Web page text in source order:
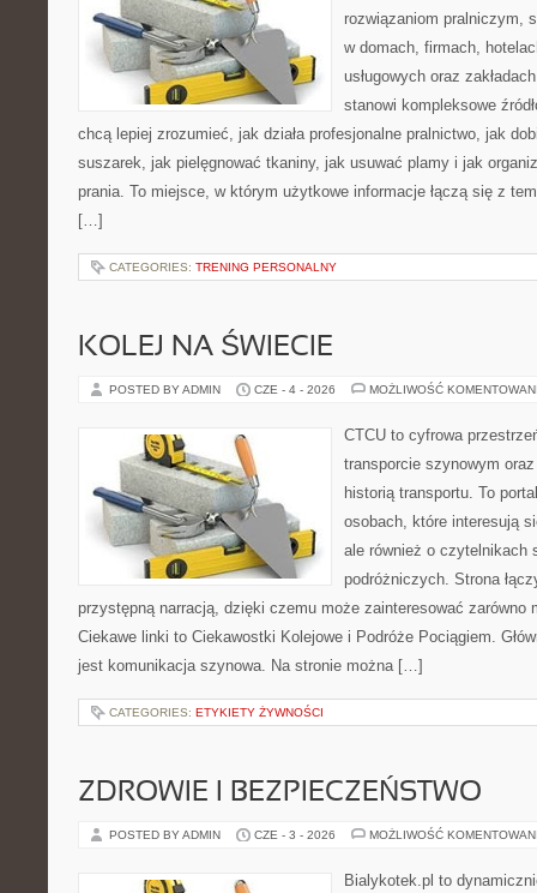
rozwiązaniom pralniczym,
w domach, firmach,
usługowych oraz
stanowi kompleksowe
chcą lepiej zrozumieć, jak działa profesjonalne pralnictwo, jak
suszarek, jak pielęgnować tkaniny, jak usuwać plamy i jak
prania. To miejsce, w którym użytkowe informacje łączą się z
[…]
CATEGORIES: TRENING PERSONALNY
KOLEJ NA ŚWIECIE
POSTED BY ADMIN CZE - 4 - 2026 MOŻLIWOŚĆ
CTCU to cyfrowa
transporcie szynowym
historią transportu. To
osobach, które interesują
ale również o czytelnikach
podróżniczych. Strona
przystępną narracją, dzięki czemu może zainteresować zarówno
Ciekawe linki to Ciekawostki Kolejowe i Podróże Pociągiem.
jest komunikacja szynowa. Na stronie można […]
CATEGORIES: ETYKIETY ŻYWNOŚCI
ZDROWIE I BEZPIECZEŃSTWO
POSTED BY ADMIN CZE - 3 - 2026 MOŻLIWOŚĆ
Bialykotek.pl to